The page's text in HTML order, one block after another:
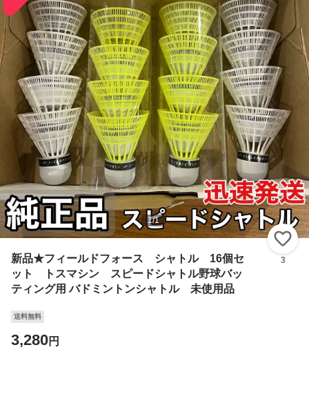
1/1
新品★フィールドフォース シャトル 16個セ
ット トスマシン スピードシャトル野球バッ
ティング用 バドミントンシャトル 未使用品
3
送料無料
3,280円